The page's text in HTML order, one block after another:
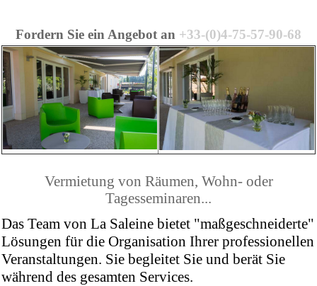
Fordern Sie ein Angebot an +33-(0)4-75-57-90-68
Vermietung von Räumen, Wohn- oder
Tagesseminaren...
Das Team von La Saleine bietet "maßgeschneiderte"
Lösungen für die Organisation Ihrer professionellen
Veranstaltungen. Sie begleitet Sie und berät Sie
während des gesamten Services.